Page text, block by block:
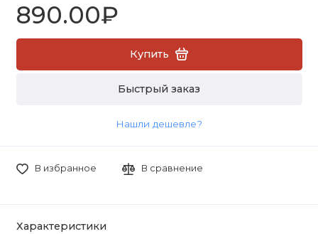
890.00₽
Купить
Быстрый заказ
Нашли дешевле?
В избранное В сравнение
Характеристики